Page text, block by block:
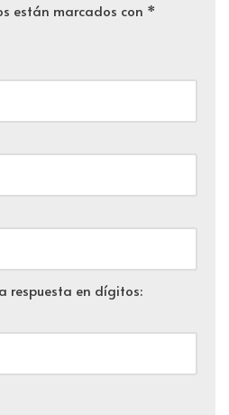
están marcados con *
respuesta en dígitos: